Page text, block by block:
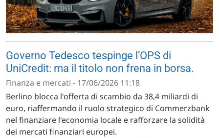
Governo Tedesco tespinge l’OPS di
UniCredit: ma il titolo non frena in borsa.
Finanza e mercati - 17/06/2026 11:18
Berlino blocca l'offerta di scambio da 38,4 miliardi di
euro, riaffermando il ruolo strategico di Commerzbank
nel finanziare l'economia locale e rafforzare la solidità
dei mercati finanziari europei.